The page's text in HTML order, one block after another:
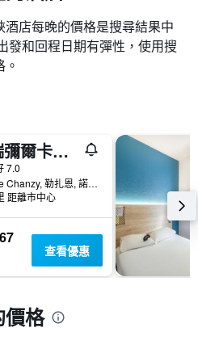
店每晚的價格是搜尋結果中
發和回程日期有彈性，使用搜
普瑞彌爾卡薩萊利維勒納夫皮埃爾莫魯瓦體育場酒店
7.0
Rue de Chanzy, 勒扎恩, 諾爾省, 法國
距離市中心
查看優惠
價格